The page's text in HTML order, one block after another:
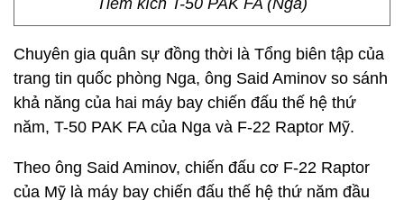
Tiêm kích T-50 PAK FA (Nga)
Chuyên gia quân sự đồng thời là Tổng biên tập của
trang tin quốc phòng Nga, ông Said Aminov so sánh
khả năng của hai máy bay chiến đấu thế hệ thứ
năm, T-50 PAK FA của Nga và F-22 Raptor Mỹ.
Theo ông Said Aminov, chiến đấu cơ F-22 Raptor
của Mỹ là máy bay chiến đấu thế hệ thứ năm đầu